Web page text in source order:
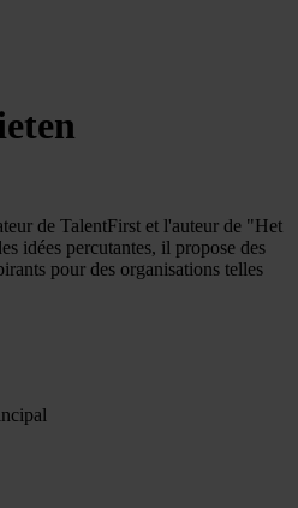
de TalentFirst et l'auteur de "Het
idées percutantes, il propose des
pour des organisations telles